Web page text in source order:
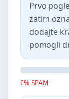
Prvo
zatim
dodajte
pomogli
0% SPAM